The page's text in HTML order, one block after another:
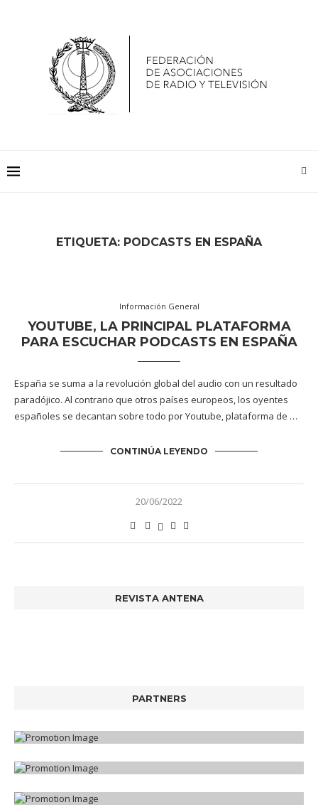
ETIQUETA: PODCASTS EN ESPAÑA
Información General
YOUTUBE, LA PRINCIPAL PLATAFORMA
PARA ESCUCHAR PODCASTS EN ESPAÑA
España se suma a la revolución global del audio con un resultado
paradójico. Al contrario que otros países europeos, los oyentes
españoles se decantan sobre todo por Youtube, plataforma de …
CONTINÚA LEYENDO
20/06/2022
REVISTA ANTENA
PARTNERS